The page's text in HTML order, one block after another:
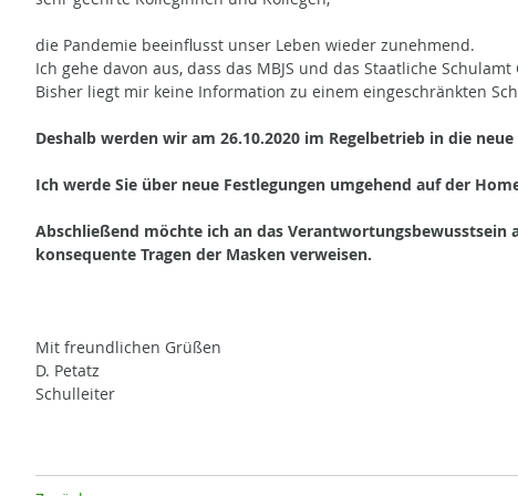
die Pandemie beeinflusst unser Leben wieder zunehmend.
Ich gehe davon aus, dass das MBJS und das Staatliche
Bisher liegt mir keine Information zu einem eingeschränkten
Deshalb werden wir am 26.10.2020 im Regelbetrieb in die
Ich werde Sie über neue Festlegungen umgehend auf der
Abschließend möchte ich an das
konsequente Tragen der Masken verweisen.
Mit freundlichen Grüßen
D. Petatz
Schulleiter